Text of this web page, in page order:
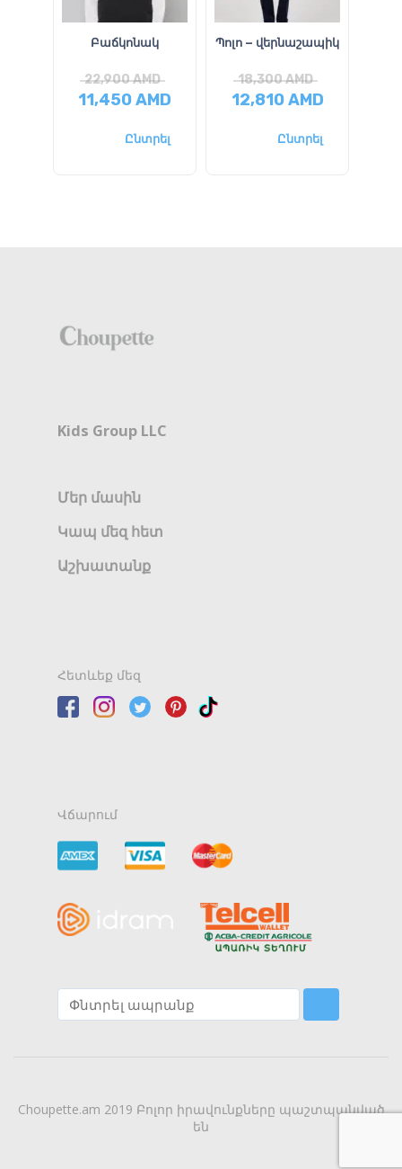
Բաճկոնակ
22,900AMD
11,450AMD
Ընտրել
Պոլո – վերնաշապիկ
18,300AMD
12,810AMD
Ընտրել
Kids Group LLC
Մեր մասին
Կապ մեզ հետ
Աշխատանք
Հետևեք մեզ
Վճարում
Choupette.am 2019 Բոլոր իրավունքները պաշտպանված
են